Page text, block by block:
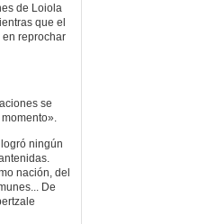
de Loiola
que el
reprochar
se
ningún
nación, del
De